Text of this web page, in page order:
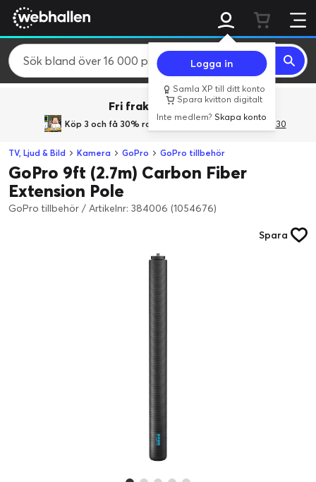
Logga in
Samla XP till ditt konto
Spara kvitton digitalt
Inte medlem?Skapa konto
Fri frakt över 800 kr.
Köp 3 och få 30% rabatt med rabattkoden 3Gives30
TV, Ljud & Bild Kamera GoPro GoPro tillbehör
GoPro 9ft (2.7m) Carbon Fiber
Extension Pole
GoPro tillbehör / Artikelnr: 384006 (1054676)
Spara